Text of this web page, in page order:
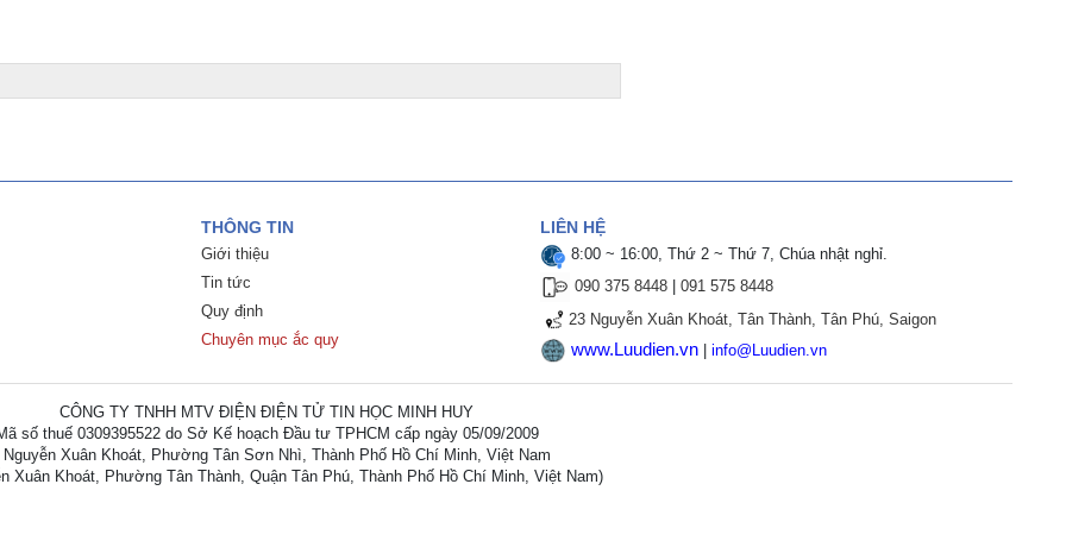
THÔNG TIN
Giới thiệu
Tin tức
Quy định
Chuyên mục ắc quy
LIÊN HỆ
8:00 ~ 16:00, Thứ 2 ~ Thứ 7, Chúa nhật nghỉ.
090 375 8448 |091 575 8448
23 Nguyễn Xuân Khoát, Tân Thành, Tân Phú, Saigon
www.Luudien.vn |info@Luudien.vn
CÔNG TY TNHH MTV ĐIỆN ĐIỆN TỬ TIN HỌC MINH HUY
số thuế 0309395522 do Sở Kế hoạch Đầu tư TPHCM cấp ngày 05/09/2009
Nguyễn Xuân Khoát, Phường Tân Sơn Nhì, Thành Phố Hồ Chí Minh, Việt Nam
Xuân Khoát, Phường Tân Thành, Quận Tân Phú, Thành Phố Hồ Chí Minh, Việt Nam)